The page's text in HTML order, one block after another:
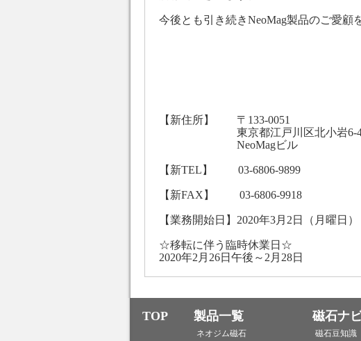
今後とも引き続きNeoMag製品のご愛顧
【新住所】 〒133-0051
東京都江戸川区北小岩6-
NeoMagビル
【新TEL】 03-6806-9899
【新FAX】 03-6806-9918
【業務開始日】2020年3月2日（月曜日）
☆移転に伴う臨時休業日☆
2020年2月26日午後～2月28日
TOP 製品一覧
ネオジム磁石
磁石ナ
磁石豆知識